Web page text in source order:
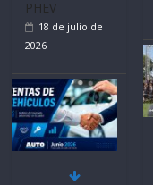
Mercado
automotor
nacional cierra
su mejor 1er
semestre en la